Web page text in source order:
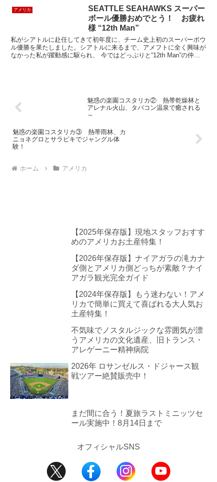
1990年代の後半に...
アメリカ
SEATTLE SEAHAWKS スーパー
ボール優勝おめでとう！ お疲れ
様 “12th Man”
私がシアトルに赴任してきて初年度に、チーム史上初のスーパーボウ
ル優勝を果たしました。シアトルに来るまで、アメフトに全く興味が
なかった私が躍動感に駆られ、 今ではどっぷりと“12th Man”の仲間
魅惑の楽園コスタリカ② 熱帯乾燥林と
アレナル火山、タバコン温泉で癒される
～
魅惑の楽園コスタリカ③ 熱帯雨林、カ
ニョネグロとサラピキでジャングル体
験！
ホーム アメリカ
【2025年保存版】現地スタッフおすす
めのアメリカお土産特集！
【2026年保存版】ナイアガラの滝カナ
ダ側とアメリカ側どっちが素敵？ナイ
アガラ観光完全ガイド
【2024年保存版】もう迷わない！アメ
リカで簡単に買えて喜ばれる大人気お
土産特集！
不気味でノスタルジックな雰囲気が漂
うアメリカの文化遺産、旧トランス・
アレゲーニー精神病院
2026年 ロサンゼルス・ドジャース観
戦ツアー絶賛販売中！
まだ間に合う！夏旅ラストミニッツセ
ール実施中！8月14日まで
オフィシャルSNS